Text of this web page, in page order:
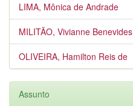
LIMA, Mônica de Andrade
MILITÃO, Vivianne Benevides
OLIVEIRA, Hamilton Reis de
Assunto